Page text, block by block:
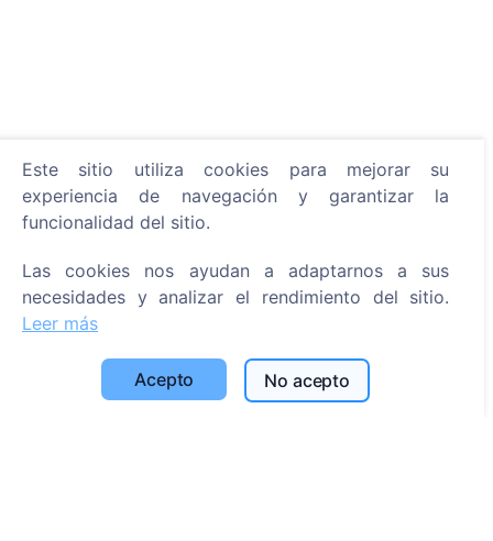
Información
Acerca de CEMETY
Eventos
Política de privacidad
Política de pagos
Este sitio utiliza cookies para mejorar su
experiencia de navegación y garantizar la
funcionalidad del sitio.
Las cookies nos ayudan a adaptarnos a sus
necesidades y analizar el rendimiento del sitio.
Leer más
Acepto No acepto